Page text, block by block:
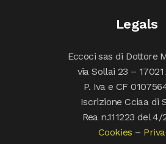
Legals
Eccoci sas di Dottore
via Sollai 23 – 17021
P. Iva e CF
Iscrizione Cciaa di
Rea n.111223 del
Cookies –